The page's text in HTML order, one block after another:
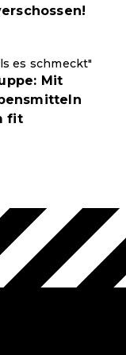
es schmeckt"
Mit
fit